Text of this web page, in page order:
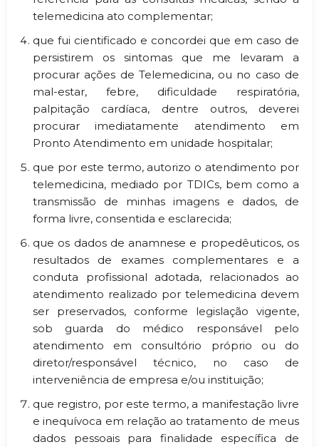
telemedicina ato complementar;
que fui cientificado e concordei que em caso de
persistirem os sintomas que me levaram a
procurar ações de Telemedicina, ou no caso de
mal-estar, febre, dificuldade respiratória,
palpitação cardíaca, dentre outros, deverei
procurar imediatamente atendimento em
Pronto Atendimento em unidade hospitalar;
que por este termo, autorizo o atendimento por
telemedicina, mediado por TDICs, bem como a
transmissão de minhas imagens e dados, de
forma livre, consentida e esclarecida;
que os dados de anamnese e propedêuticos, os
resultados de exames complementares e a
conduta profissional adotada, relacionados ao
atendimento realizado por telemedicina devem
ser preservados, conforme legislação vigente,
sob guarda do médico responsável pelo
atendimento em consultório próprio ou do
diretor/responsável técnico, no caso de
interveniência de empresa e/ou instituição;
que registro, por este termo, a manifestação livre
e inequívoca em relação ao tratamento de meus
dados pessoais para finalidade específica de